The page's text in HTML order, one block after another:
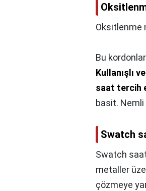
Oksitlenme
Bu
Kullanışlı
saat tercih
basit.
Swatch
Swatch
metaller
çözmeye